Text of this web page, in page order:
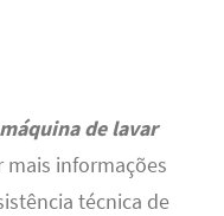
de lavar
informações
técnica de